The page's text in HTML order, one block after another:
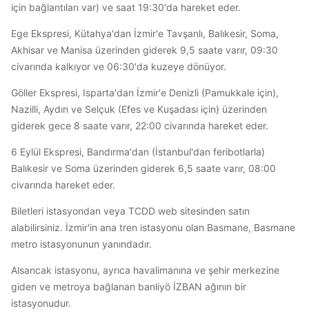
için bağlantıları var) ve saat 19:30'da hareket eder.
Ege Ekspresi, Kütahya'dan İzmir'e Tavşanlı, Balıkesir, Soma,
Akhisar ve Manisa üzerinden giderek 9,5 saate varır, 09:30
civarında kalkıyor ve 06:30'da kuzeye dönüyor.
Göller Ekspresi, Isparta'dan İzmir'e Denizli (Pamukkale için),
Nazilli, Aydın ve Selçuk (Efes ve Kuşadası için) üzerinden
giderek gece 8 saate varır, 22:00 civarında hareket eder.
6 Eylül Ekspresi, Bandırma'dan (İstanbul'dan feribotlarla)
Balıkesir ve Soma üzerinden giderek 6,5 saate varır, 08:00
civarında hareket eder.
Biletleri istasyondan veya TCDD web sitesinden satın
alabilirsiniz. İzmir'in ana tren istasyonu olan Basmane, Basmane
metro istasyonunun yanındadır.
Alsancak istasyonu, ayrıca havalimanına ve şehir merkezine
giden ve metroya bağlanan banliyö İZBAN ağının bir
istasyonudur.